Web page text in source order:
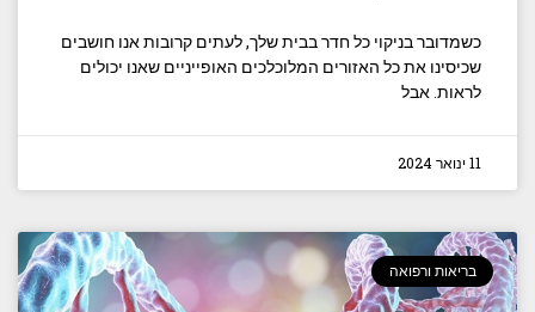
כשמדובר בניקוי כל חדר בבית שלך, לעתים קרובות אנו חושבים
שכיסינו את כל האזורים המלוכלכים האופייניים שאנו יכולים
לראות. אבל
11 ינואר 2024
בריאות ורפואה